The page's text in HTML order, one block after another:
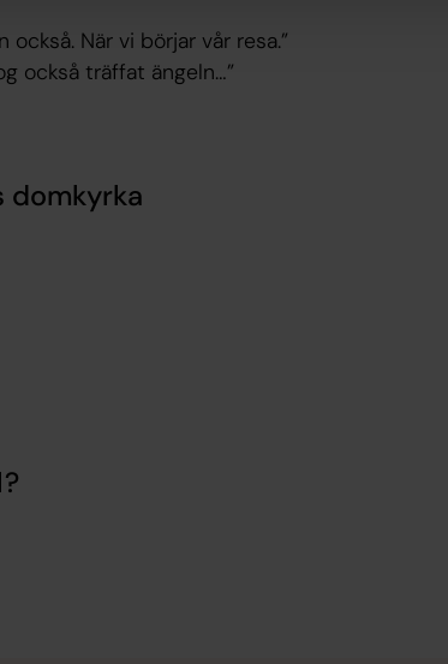
När vi börjar vår resa.”
också träffat ängeln…”
domkyrka